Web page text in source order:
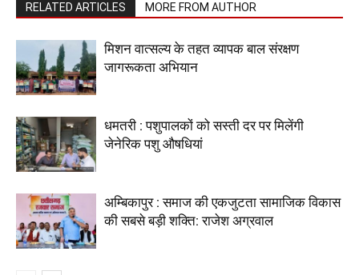
RELATED ARTICLES MORE FROM AUTHOR
मिशन वात्सल्य के तहत व्यापक बाल संरक्षण
जागरूकता अभियान
धमतरी : पशुपालकों को सस्ती दर पर मिलेंगी
जेनेरिक पशु औषधियां
अम्बिकापुर : समाज की एकजुटता सामाजिक विकास
की सबसे बड़ी शक्ति: राजेश अग्रवाल